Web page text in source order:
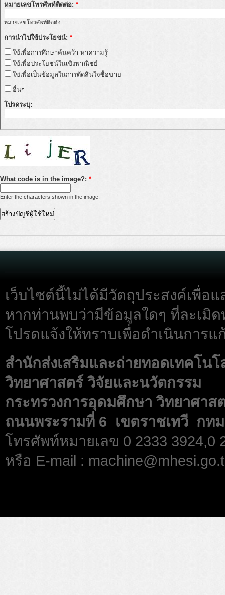
หมายเลขโทรศัพท์ติดต่อ:*
หมายเลขโทรศัพท์ติดต่อ
การนำไปใช้ประโยชน์:*
ใช้เพื่อการศึกษาค้นคว้า หาความรู้
ใช้เพื่อประโยชน์ในเชิงพาณิชย์
ใชเพื่อเป็นข้อมูลในการตัดสินใจซื้อขาย
อื่นๆ
โปรดระบุ:
What code is in the image?: *
Enter the characters shown in the image.
เว็บไซต์นี้ไม่ได้มีวัตถุประสงค์เพื่อแ
หากท่านพบว่ามีข้อมูลใดๆ ที่ละเมิ
โปรดแจ้งให้ทราบเพื่อดำเนินการ
สำนักส่งเสริมและถ่ายทอดเทคโน
วิทยาศาสตร์ วิจัยและนวัตกรรม
กระทรวงการอุดมศึกษา วิทยาศาส
ถนนพระรามที่ 6 เขตราชเทวี กทม
โทรศัพท์หมายเลข 0 2333 3924,0
หรือ E-mail :